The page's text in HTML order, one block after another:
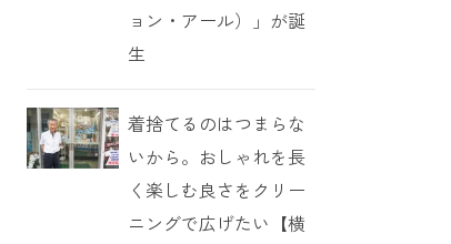
ョン・アール）」が誕
生
着捨てるのはつまらな
いから。おしゃれを長
く楽しむ良さをクリー
ニングで広げたい【横